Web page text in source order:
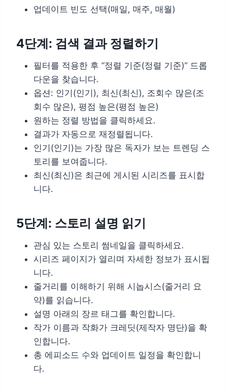
업데이트 빈도 선택(매일, 매주, 매월)
4단계: 검색 결과 정렬하기
필터를 적용한 후 “정렬 기준(정렬 기준)” 드롭
다운을 찾습니다.
옵션: 인기(인기), 최신(최신), 조회수 많은(조
회수 많은), 평점 높은(평점 높은)
원하는 정렬 방법을 클릭하세요.
결과가 자동으로 재정렬됩니다.
인기(인기)는 가장 많은 독자가 보는 트렌딩 스
토리를 보여줍니다.
최신(최신)은 최근에 게시된 시리즈를 표시합
니다.
5단계: 스토리 설명 읽기
관심 있는 스토리 썸네일을 클릭하세요.
시리즈 페이지가 열리며 자세한 정보가 표시됩
니다.
줄거리를 이해하기 위해 시놉시스(줄거리 요
약)를 읽습니다.
설명 아래의 장르 태그를 확인합니다.
작가 이름과 작화가 크레딧(제작자 명단)을 확
인합니다.
총 에피소드 수와 업데이트 일정을 확인합니
다.